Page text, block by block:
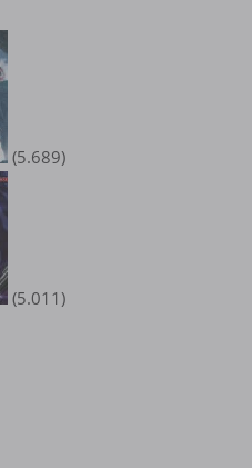
(5.689)
(5.011)